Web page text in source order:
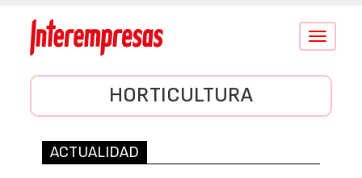
Conmutar
HORTICULTURA
ACTUALIDAD